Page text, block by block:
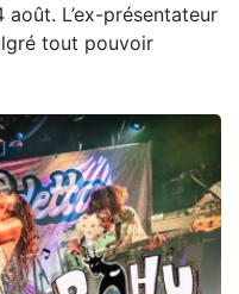
L’ex-présentateur
tout pouvoir